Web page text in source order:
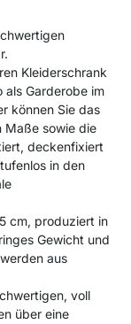
Kleiderschrank
als Garderobe im
können Sie das
Maße sowie die
deckenfixiert
in den
cm, produziert in
Gewicht und
aus
voll
über eine